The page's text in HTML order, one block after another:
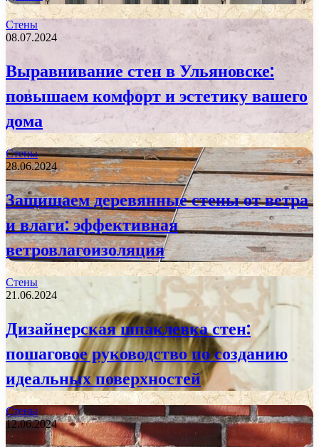
Стены
08.07.2024
Выравнивание стен в Ульяновске:
повышаем комфорт и эстетику вашего
дома
Стены
28.06.2024
Защищаем деревянные стены от ветра
и влаги: эффективная
ветровлагоизоляция
Стены
21.06.2024
Дизайнерская шпаклевка стен:
пошаговое руководство по созданию
идеальных поверхностей
Стены
12.06.2024